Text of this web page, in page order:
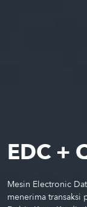
EDC +
Mesin Electronic
menerima transaksi